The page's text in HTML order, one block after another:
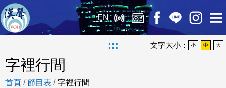
EN
::: 文字大小： 小 中 大
字裡行間
首頁 /節目表 /字裡行間